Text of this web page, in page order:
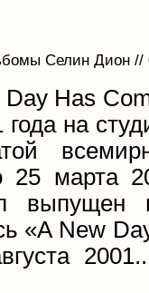
Селин Дион //
Has
года на
25 марта
выпущен
«A New